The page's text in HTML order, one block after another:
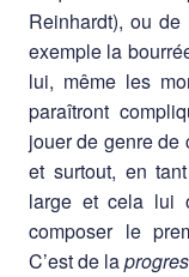
Reinhardt), ou
exemple la
lui, même les
paraîtront
jouer de genre de
et surtout, en
large et cela lui
composer le
C’est de la